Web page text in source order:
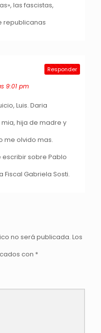
las fascistas,
republicanas
9:01 pm
Luis. Daria
hija de madre y
me olvido mas.
sobre Pablo
Fiscal Gabriela Sosti.
Responder
no será publicada. Los
con *